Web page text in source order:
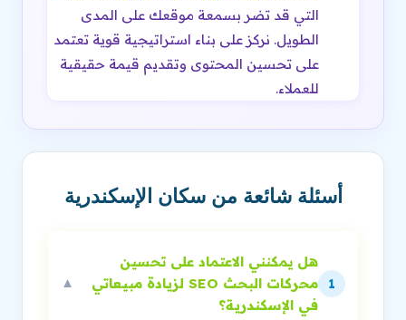
التي قد تضر بسمعة موقعك على المدى
الطويل. نركز على بناء استراتيجية قوية تعتمد
على تحسين المحتوى وتقديم قيمة حقيقية
للعملاء.
أسئلة شائعة من سكان الإسكندرية
1
هل يمكنني الاعتماد على تحسين
محركات البحث SEO لزيادة مبيعاتي
في الإسكندرية؟
▼